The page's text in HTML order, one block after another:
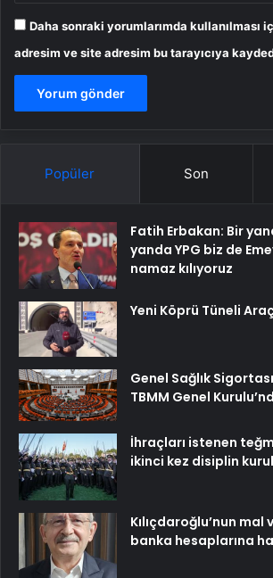
Daha sonraki yorumlarımda kullanılması
adresim ve site adresim bu tarayıcıya
Popüler Son
Fatih Erbakan: Bir
yanda YPG biz de
namaz kılıyoruz
Yeni Köprü Tüneli
Genel Sağlık
TBMM Genel
İhraçları istenen
ikinci kez disiplin
Kılıçdaroğlu’nun mal
banka hesaplarına